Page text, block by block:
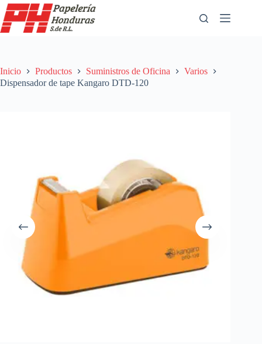
Saltar
al
contenido
Inicio Productos Suministros de Oficina
Varios
Dispensador de tape Kangaro DTD-120